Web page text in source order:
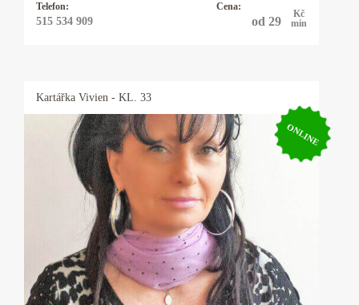
Telefon:
515 534 909
Cena:
od 29
Kč
min
Kartářka Vivien - KL. 33
ONLINE
Kartářka Vivien
Mariášové a Andělské karty. Budu váš dobrý
anděl. Ráda vám zodpovím přesně jakoukoliv
otázku, přítomnost i budoucnost. Mám
napojení na andělské energie. Jejich moudrost,
láska a síla mi pomáhají pomáhat ostatním